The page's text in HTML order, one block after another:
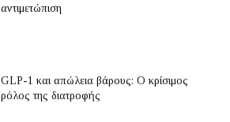
αντιμετώπιση
GLP-1 και απώλεια βάρους: Ο κρίσιμος
ρόλος της διατροφής